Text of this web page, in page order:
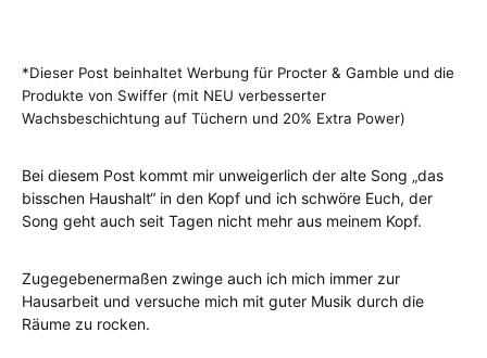
*Dieser Post beinhaltet Werbung für Procter & Gamble und die
Produkte von Swiffer (mit NEU verbesserter
Wachsbeschichtung auf Tüchern und 20% Extra Power)
Bei diesem Post kommt mir unweigerlich der alte Song „das
bisschen Haushalt“ in den Kopf und ich schwöre Euch, der
Song geht auch seit Tagen nicht mehr aus meinem Kopf.
Zugegebenermaßen zwinge auch ich mich immer zur
Hausarbeit und versuche mich mit guter Musik durch die
Räume zu rocken.